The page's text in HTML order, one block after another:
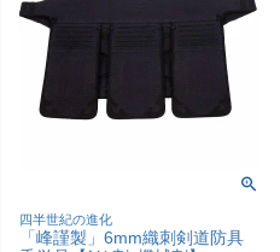
四半世紀の進化
「峰謹製」6mm織刺剣道防具